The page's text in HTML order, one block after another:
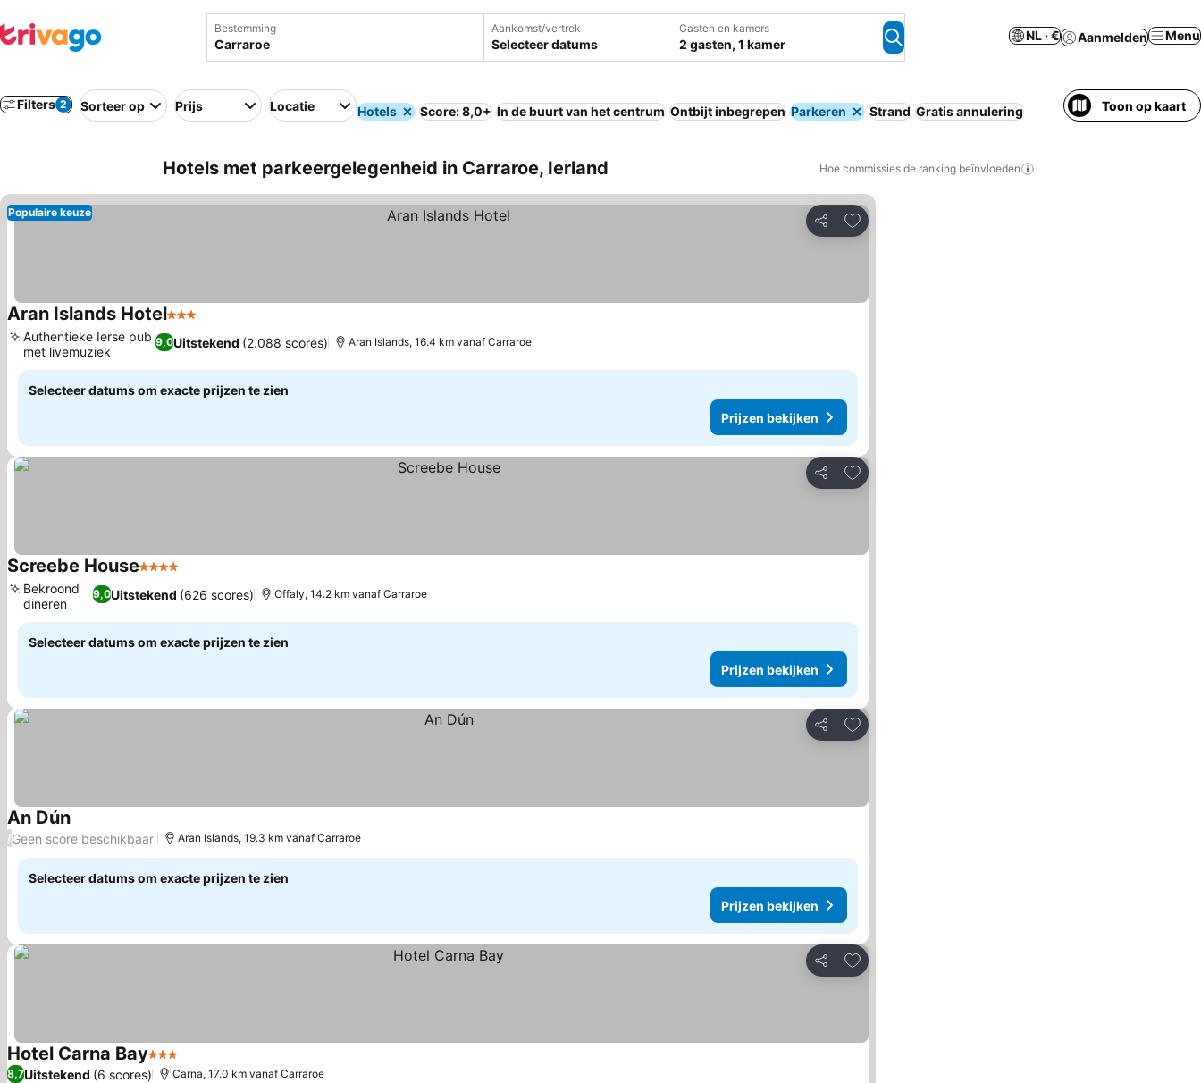
Bestemming Aankomst/vertrek
Selecteer datums
Gasten en kamers
2 gasten, 1 kamer
NL · € Aanmelden Menu
Filters 2 Sorteer op Prijs Locatie Hotels Score: 8,0+ In de buurt van het centrum Ontbijt inbegrepen Parkeren Strand Gratis annulering Toon op kaart
Hotels met parkeergelegenheid in Carraroe, Ierland Hoe commissies de ranking beïnvloeden
Delen
Toevoegen aan favorieten
Populaire keuze
Aran Islands Hotel3 Sterren
9,0Uitstekend (2.088 scores)
Authentieke Ierse pub
met livemuziek
Aran Islands, 16.4 km vanaf Carraroe
Selecteer datums om exacte prijzen te zien
Prijzen bekijken
Delen
Toevoegen aan favorieten
Screebe House4 Sterren
9,0Uitstekend (626 scores)
Bekroond
dineren
Offaly, 14.2 km vanaf Carraroe
Selecteer datums om exacte prijzen te zien
Prijzen bekijken
Delen
Toevoegen aan favorieten
An Dún
/Geen score beschikbaar Aran Islands, 19.3 km vanaf Carraroe
Selecteer datums om exacte prijzen te zien
Prijzen bekijken
Delen
Toevoegen aan favorieten
Hotel Carna Bay3 Sterren
8,7Uitstekend (6 scores) Carna, 17.0 km vanaf Carraroe